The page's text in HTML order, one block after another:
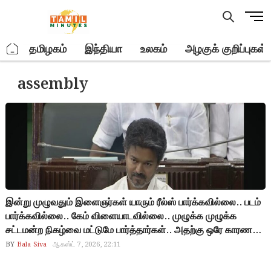
M
u
. தமிழகம் இந்தியா உலகம் அழகுக் குறிப்புகள்
assembly
இன்று முழுவதும் இளைஞர்கள் யாரும் ரீல்ஸ் பார்க்கவில்லை.. படம்
பார்க்கவில்லை.. கேம் விளையாடவில்லை.. முழுக்க முழுக்க
சட்டமன்ற நிகழ்வை மட்டுமே பார்த்தார்கள்.. அதற்கு ஒரே காரணம்
முதலமைச்சர் விஜய்.. என் நாடு விழிப்புணர்வு பெற்றுவிட்டது…
BY Bala Siva ஆகஸ்ட் 7, 2026, 22:11